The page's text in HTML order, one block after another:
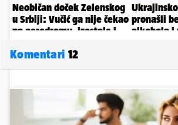
Komentari 12